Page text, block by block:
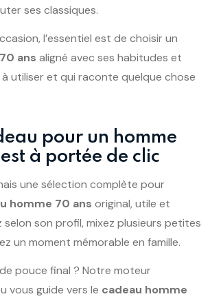
ses classiques.
l’essentiel est de choisir un
ans aligné avec ses habitudes et
utiliser et qui raconte quelque chose
pour un homme
à portée de clic
une sélection complète pour
homme 70 ans original, utile et
son profil, mixez plusieurs petites
un moment mémorable en famille.
pouce final ? Notre moteur
vous guide vers le cadeau homme